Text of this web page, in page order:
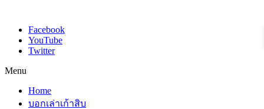
Facebook
YouTube
Twitter
Menu
Home
บอกเล่าเก้าสิบ